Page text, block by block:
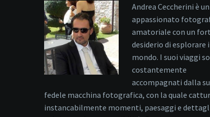
Andrea Ceccherini è un
appassionato
amatoriale con un
desiderio di esplorare
mondo. I suoi viaggi
costantemente
accompagnati dalla
fedele macchina fotografica, con la quale
instancabilmente momenti, paesaggi e